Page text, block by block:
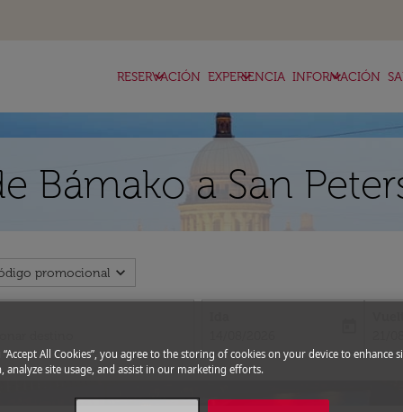
RESERVACIÓN
keyboard_arrow_down EXPERIENCIA
keyboard_arrow_down INFORMACIÓN
keyboard_arrow_down
Bámako a San
promocional expand_more
fc-
“Accept All Cookies”, you agree to the storing of cookies on your device to enhance
analyze site usage, and assist in our marketing efforts.